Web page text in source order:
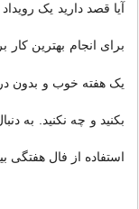
آیا قصد دارید یک
برای انجام بهترین کار
یک هفته خوب و بدون
بکنید و چه نکنید. به
استفاده از فال هفتگی